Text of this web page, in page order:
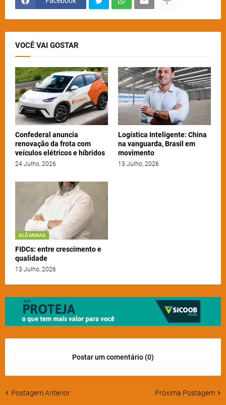
VOCÊ VAI GOSTAR
Confederal anuncia
renovação da frota com
veículos elétricos e híbridos
24 Julho, 2026
Logística Inteligente: China
na vanguarda, Brasil em
movimento
13 Julho, 2026
ALÔ MINAS
FIDCs: entre crescimento e
qualidade
13 Julho, 2026
Postar um comentário (0)
Postagem Anterior Próxima Postagem